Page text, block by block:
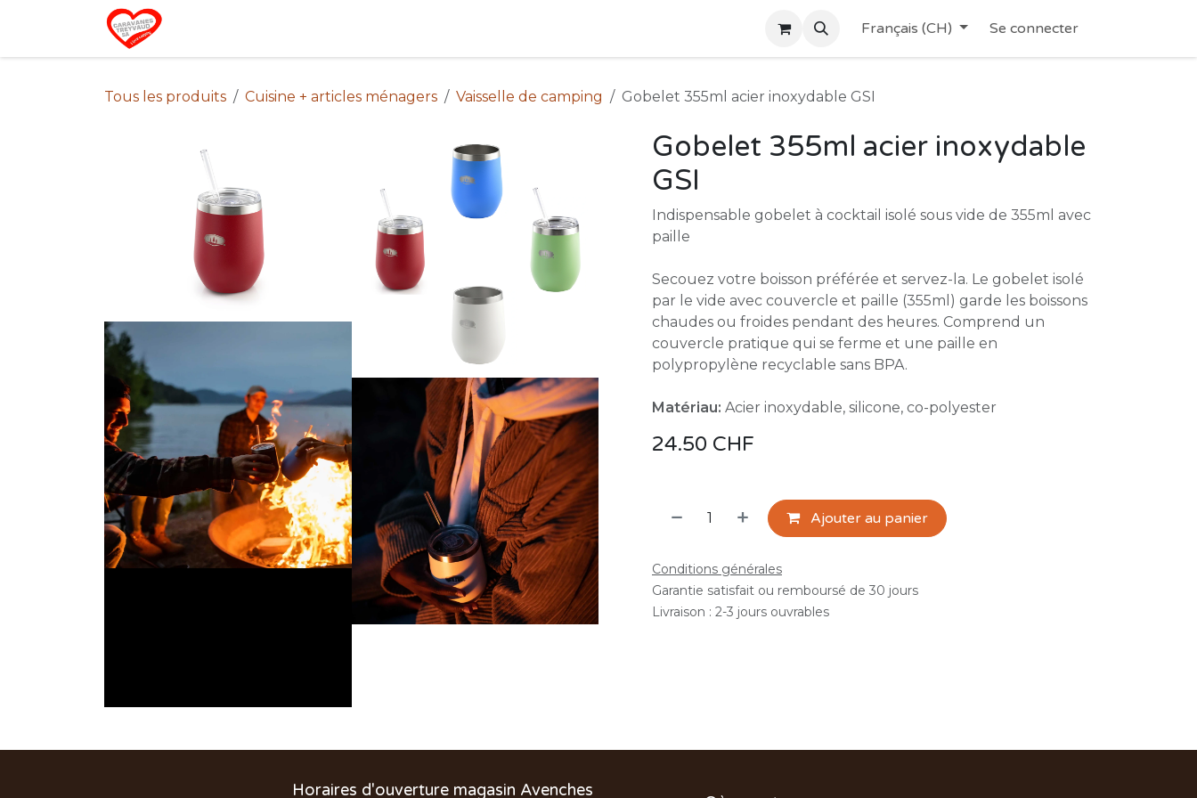
Se rendre au contenu
Français (CH) Se connecter
Tous les produits Cuisine + articles ménagers Vaisselle de camping Gobelet 355ml acier inoxydable GSI
Gobelet 355ml acier inoxydable
GSI
Indispensable gobelet à cocktail isolé sous vide de 355ml avec
paille
Secouez votre boisson préférée et servez-la. Le gobelet isolé
par le vide avec couvercle et paille (355ml) garde les boissons
chaudes ou froides pendant des heures. Comprend un
couvercle pratique qui se ferme et une paille en
polypropylène recyclable sans BPA.
Matériau: Acier inoxydable, silicone, co-polyester
24.50 CHF
Ajouter au panier
Conditions générales
Garantie satisfait ou remboursé de 30 jours
Livraison : 2-3 jours ouvrables
Horaires d'ouverture magasin Avenches